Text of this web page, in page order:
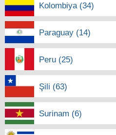
Kolombiya (34)
Paraguay (14)
Peru (25)
Şili (63)
Surinam (6)